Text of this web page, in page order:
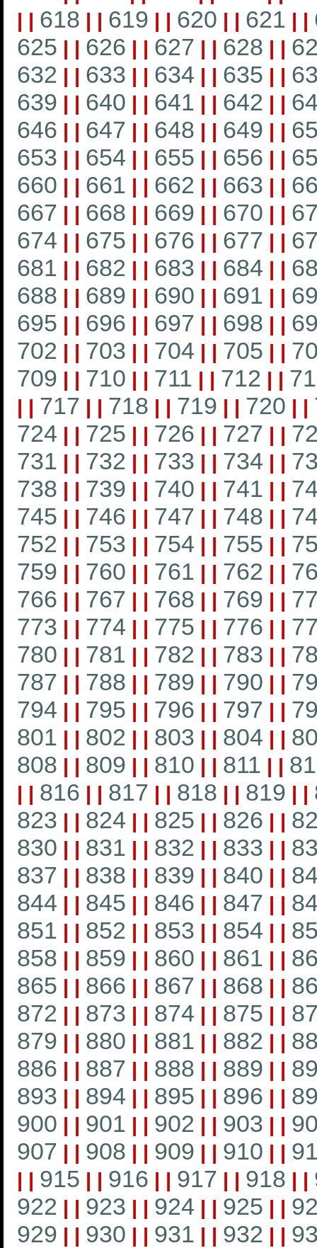
| | 618 | | 619 | | 620 | | 621 | |
625 | | 626 | | 627 | | 628 | |
632 | | 633 | | 634 | | 635 | |
639 | | 640 | | 641 | | 642 | |
646 | | 647 | | 648 | | 649 | |
653 | | 654 | | 655 | | 656 | |
660 | | 661 | | 662 | | 663 | |
667 | | 668 | | 669 | | 670 | |
674 | | 675 | | 676 | | 677 | |
681 | | 682 | | 683 | | 684 | |
688 | | 689 | | 690 | | 691 | |
695 | | 696 | | 697 | | 698 | |
702 | | 703 | | 704 | | 705 | |
709 | | 710 | | 711 | | 712 | |
| | 717 | | 718 | | 719 | | 720 | |
724 | | 725 | | 726 | | 727 | |
731 | | 732 | | 733 | | 734 | |
738 | | 739 | | 740 | | 741 | |
745 | | 746 | | 747 | | 748 | |
752 | | 753 | | 754 | | 755 | |
759 | | 760 | | 761 | | 762 | |
766 | | 767 | | 768 | | 769 | |
773 | | 774 | | 775 | | 776 | |
780 | | 781 | | 782 | | 783 | |
787 | | 788 | | 789 | | 790 | |
794 | | 795 | | 796 | | 797 | |
801 | | 802 | | 803 | | 804 | |
808 | | 809 | | 810 | | 811 | |
| | 816 | | 817 | | 818 | | 819 | |
823 | | 824 | | 825 | | 826 | |
830 | | 831 | | 832 | | 833 | |
837 | | 838 | | 839 | | 840 | |
844 | | 845 | | 846 | | 847 | |
851 | | 852 | | 853 | | 854 | |
858 | | 859 | | 860 | | 861 | |
865 | | 866 | | 867 | | 868 | |
872 | | 873 | | 874 | | 875 | |
879 | | 880 | | 881 | | 882 | |
886 | | 887 | | 888 | | 889 | |
893 | | 894 | | 895 | | 896 | |
900 | | 901 | | 902 | | 903 | |
907 | | 908 | | 909 | | 910 | |
| | 915 | | 916 | | 917 | | 918 | |
922 | | 923 | | 924 | | 925 | |
929 | | 930 | | 931 | | 932 | |